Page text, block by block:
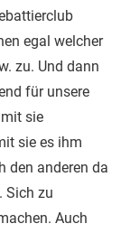
egal welcher
zu. Und dann
für unsere
sie
sie es ihm
den anderen da
Sich zu
Auch